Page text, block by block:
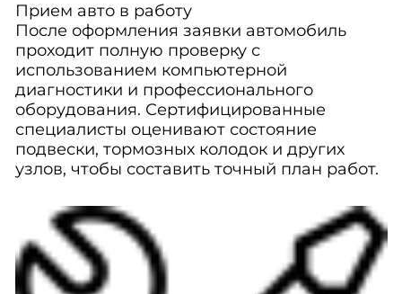
Прием авто в работу
После оформления заявки автомобиль
проходит полную проверку с
использованием компьютерной
диагностики и профессионального
оборудования. Сертифицированные
специалисты оценивают состояние
подвески, тормозных колодок и других
узлов, чтобы составить точный план работ.